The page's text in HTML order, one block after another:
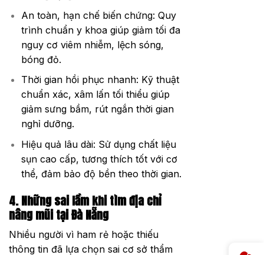
An toàn, hạn chế biến chứng: Quy
trình chuẩn y khoa giúp giảm tối đa
nguy cơ viêm nhiễm, lệch sóng,
bóng đỏ.
Thời gian hồi phục nhanh: Kỹ thuật
chuẩn xác, xâm lấn tối thiểu giúp
giảm sưng bầm, rút ngắn thời gian
nghỉ dưỡng.
Hiệu quả lâu dài: Sử dụng chất liệu
sụn cao cấp, tương thích tốt với cơ
thể, đảm bảo độ bền theo thời gian.
4. Những sai lầm khi tìm địa chỉ
nâng mũi tại Đà Nẵng
Nhiều người vì ham rẻ hoặc thiếu
thông tin đã lựa chọn sai cơ sở thẩm